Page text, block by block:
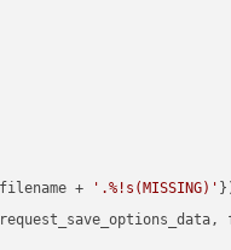
+ '.%!s(MISSING)'